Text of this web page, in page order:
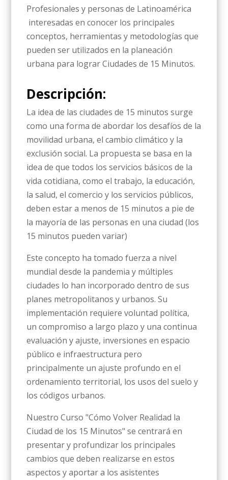
Profesionales y personas de Latinoamérica
interesadas en conocer los principales
conceptos, herramientas y metodologías que
pueden ser utilizados en la planeación
urbana para lograr Ciudades de 15 Minutos.
Descripción:
La idea de las ciudades de 15 minutos surge
como una forma de abordar los desafíos de la
movilidad urbana, el cambio climático y la
exclusión social. La propuesta se basa en la
idea de que todos los servicios básicos de la
vida cotidiana, como el trabajo, la educación,
la salud, el comercio y los servicios públicos,
deben estar a menos de 15 minutos a pie de
la mayoría de las personas en una ciudad (los
15 minutos pueden variar)
Este concepto ha tomado fuerza a nivel
mundial desde la pandemia y múltiples
ciudades lo han incorporado dentro de sus
planes metropolitanos y urbanos. Su
implementación requiere voluntad política,
un compromiso a largo plazo y una continua
evaluación y ajuste, inversiones en espacio
público e infraestructura pero
principalmente un ajuste profundo en el
ordenamiento territorial, los usos del suelo y
los códigos urbanos.
Nuestro Curso "Cómo Volver Realidad la
Ciudad de los 15 Minutos" se centrará en
presentar y profundizar los principales
cambios que deben realizarse en estos
aspectos y aportar a los asistentes